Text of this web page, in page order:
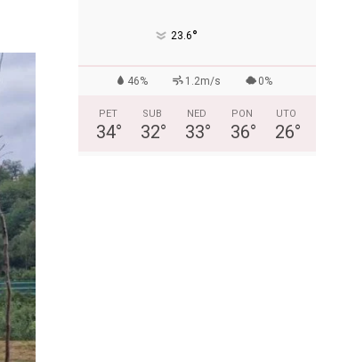
23.6°
46% 1.2m/s 0%
PET
34°
SUB
32°
NED
33°
PON
36°
UTO
26°